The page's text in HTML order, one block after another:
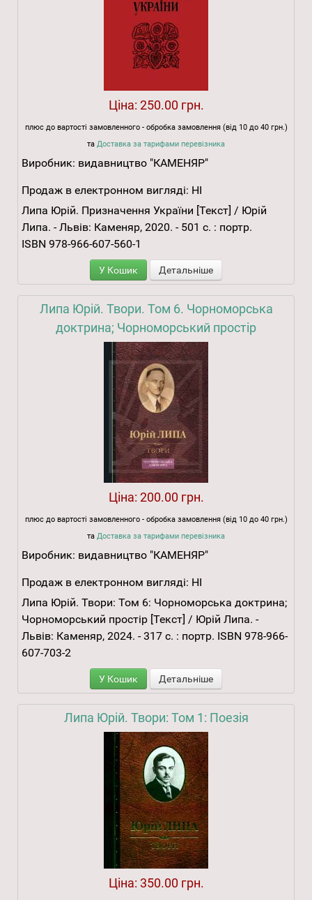
Ціна: 250.00 грн.
плюс до вартості замовленного - обробка замовлення (від 10 до 40 грн.)
та Доставка за тарифами перевізника
Виробник: видавництво "КАМЕНЯР"
Продаж в електронном вигляді: НІ
Липа Юрій. Призначення України [Текст] / Юрій
Липа. - Львів: Каменяр, 2020. - 501 с. : портр.
ISBN 978-966-607-560-1
У Кошик Детальніше
Липа Юрій. Твори. Том 6. Чорноморська
доктрина; Чорноморський простір
Ціна: 200.00 грн.
плюс до вартості замовленного - обробка замовлення (від 10 до 40 грн.)
та Доставка за тарифами перевізника
Виробник: видавництво "КАМЕНЯР"
Продаж в електронном вигляді: НІ
Липа Юрій. Твори: Том 6: Чорноморська доктрина;
Чорноморський простір [Текст] / Юрій Липа. -
Львів: Каменяр, 2024. - 317 с. : портр. ISBN 978-966-
607-703-2
У Кошик Детальніше
Липа Юрій. Твори: Том 1: Поезія
Ціна: 350.00 грн.